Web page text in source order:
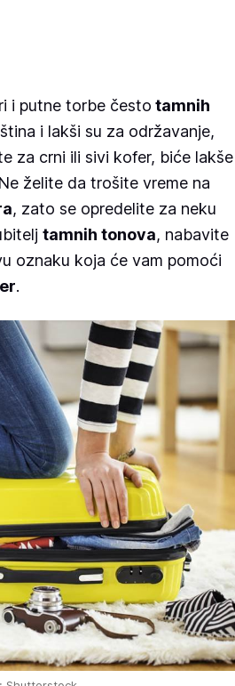
i putne torbe često tamnih
i lakši su za održavanje,
za crni ili sivi kofer, biće lakše
želite da trošite vreme na
, zato se opredelite za neku
tamnih tonova, nabavite
oznaku koja će vam pomoći
.